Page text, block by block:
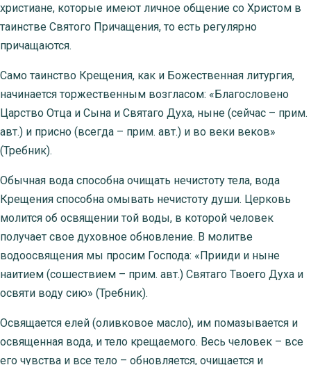
христиане, которые имеют личное общение со Христом в
таинстве Святого Причащения, то есть регулярно
причащаются.
Само таинство Крещения, как и Божественная литургия,
начинается торжественным возгласом: «Благословено
Царство Отца и Сына и Святаго Духа, ныне (сейчас – прим.
авт.) и присно (всегда – прим. авт.) и во веки веков»
(Требник).
Обычная вода способна очищать нечистоту тела, вода
Крещения способна омывать нечистоту души. Церковь
молится об освящении той воды, в которой человек
получает свое духовное обновление. В молитве
водоосвящения мы просим Господа: «Прииди и ныне
наитием (сошествием – прим. авт.) Святаго Твоего Духа и
освяти воду сию» (Требник).
Освящается елей (оливковое масло), им помазывается и
освященная вода, и тело крещаемого. Весь человек – все
его чувства и все тело – обновляется, очищается и